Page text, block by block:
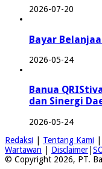
2026-07-20
Bayar
2026-05-24
Banua
dan Sinergi
2026-05-24
Redaksi
Tentang Kami
Wartawan
Disclaimer
© Copyright 2026, PT.